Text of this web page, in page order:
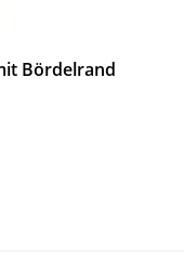
Bördelrand